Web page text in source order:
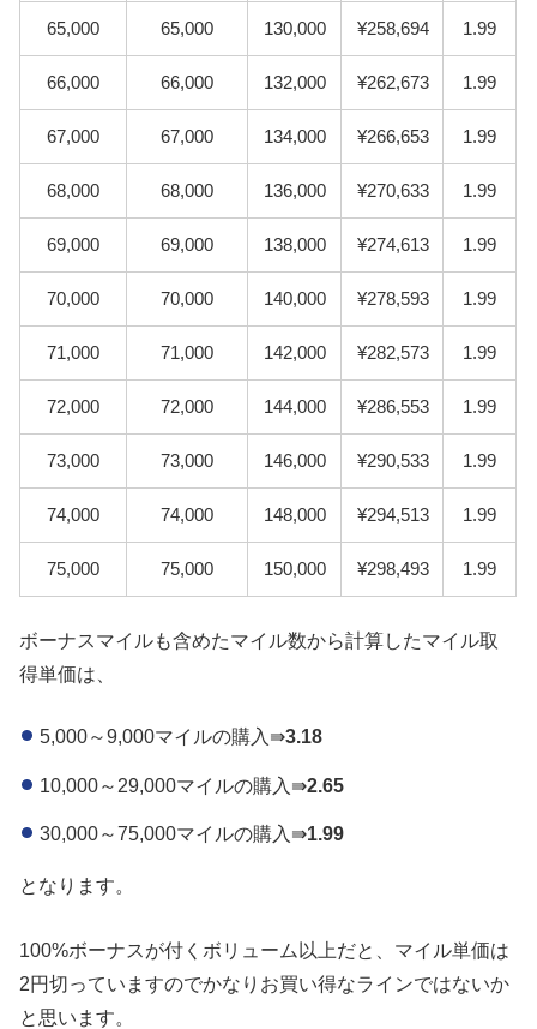
65,000 65,000 130,000 ¥258,694 1.99
66,000 66,000 132,000 ¥262,673 1.99
67,000 67,000 134,000 ¥266,653 1.99
68,000 68,000 136,000 ¥270,633 1.99
69,000 69,000 138,000 ¥274,613 1.99
70,000 70,000 140,000 ¥278,593 1.99
71,000 71,000 142,000 ¥282,573 1.99
72,000 72,000 144,000 ¥286,553 1.99
73,000 73,000 146,000 ¥290,533 1.99
74,000 74,000 148,000 ¥294,513 1.99
75,000 75,000 150,000 ¥298,493 1.99
ボーナスマイルも含めたマイル数から計算したマイル取
得単価は、
5,000～9,000マイルの購入⇛3.18
10,000～29,000マイルの購入⇛2.65
30,000～75,000マイルの購入⇛1.99
となります。
100%ボーナスが付くボリューム以上だと、マイル単価は
2円切っていますのでかなりお買い得なラインではないか
と思います。